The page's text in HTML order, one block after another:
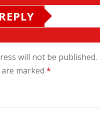
will not be published.
marked *